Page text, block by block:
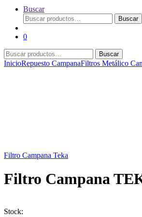
Buscar
Buscar
por:
Buscar
0
Buscar
por:
Buscar
InicioRepuesto CampanaFiltros Metálico
Filtro Campana Teka
Filtro Campana
Stock: